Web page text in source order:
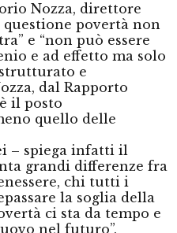
Nozza, direttore
povertà non
e “non può essere
e ad effetto ma solo
e
dal Rapporto
il posto
quello delle
– spiega infatti il
grandi differenze fra
chi tutti i
la soglia della
ci sta da tempo e
nel futuro”.